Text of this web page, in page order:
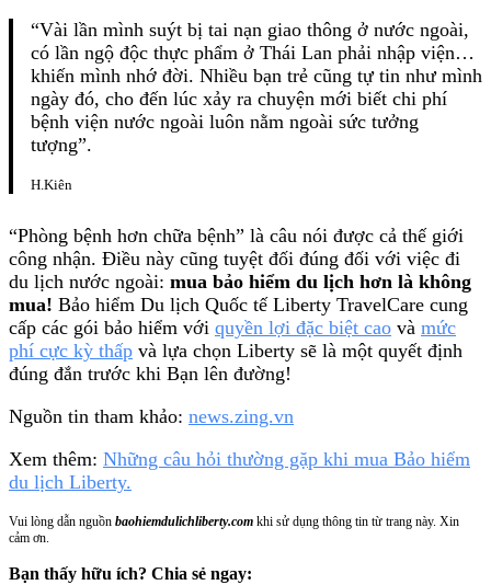
“Vài lần mình suýt bị tai nạn giao thông ở nước ngoài,
có lần ngộ độc thực phẩm ở Thái Lan phải nhập viện…
khiến mình nhớ đời. Nhiều bạn trẻ cũng tự tin như mình
ngày đó, cho đến lúc xảy ra chuyện mới biết chi phí
bệnh viện nước ngoài luôn nằm ngoài sức tưởng
tượng”.
H.Kiên
“Phòng bệnh hơn chữa bệnh” là câu nói được cả thế giới
công nhận. Điều này cũng tuyệt đối đúng đối với việc đi
du lịch nước ngoài: mua bảo hiểm du lịch hơn là không
mua! Bảo hiểm Du lịch Quốc tế Liberty TravelCare cung
cấp các gói bảo hiểm với quyền lợi đặc biệt cao và mức
phí cực kỳ thấp và lựa chọn Liberty sẽ là một quyết định
đúng đắn trước khi Bạn lên đường!
Nguồn tin tham khảo: news.zing.vn
Xem thêm: Những câu hỏi thường gặp khi mua Bảo hiểm
du lịch Liberty.
Vui lòng dẫn nguồn baohiemdulichliberty.com khi sử dụng thông tin từ trang này. Xin
cảm ơn.
Bạn thấy hữu ích? Chia sẻ ngay: